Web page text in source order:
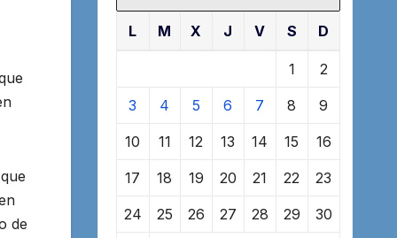
de
L M X J V S D
1 2
3 4 5 6 7 8 9
10 11 12 13 14 15 16
17 18 19 20 21 22 23
24 25 26 27 28 29 30